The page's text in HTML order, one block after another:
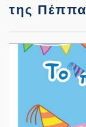
της Πέππα